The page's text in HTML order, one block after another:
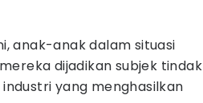
anak-anak dalam situasi
dijadikan subjek tindak
yang menghasilkan